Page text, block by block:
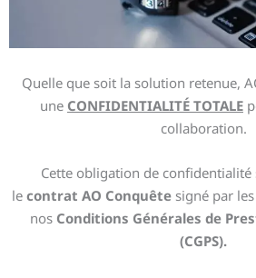
Quelle que soit la solution retenue,
une CONFIDENTIALITÉ TOTALE
collaboration.
Cette obligation de confidentialité
le contrat AO Conquête signé par
nos Conditions Générales de
(CGPS).